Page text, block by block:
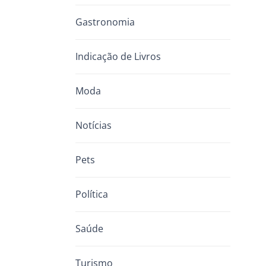
Gastronomia
Indicação de Livros
Moda
Notícias
Pets
Política
Saúde
Turismo